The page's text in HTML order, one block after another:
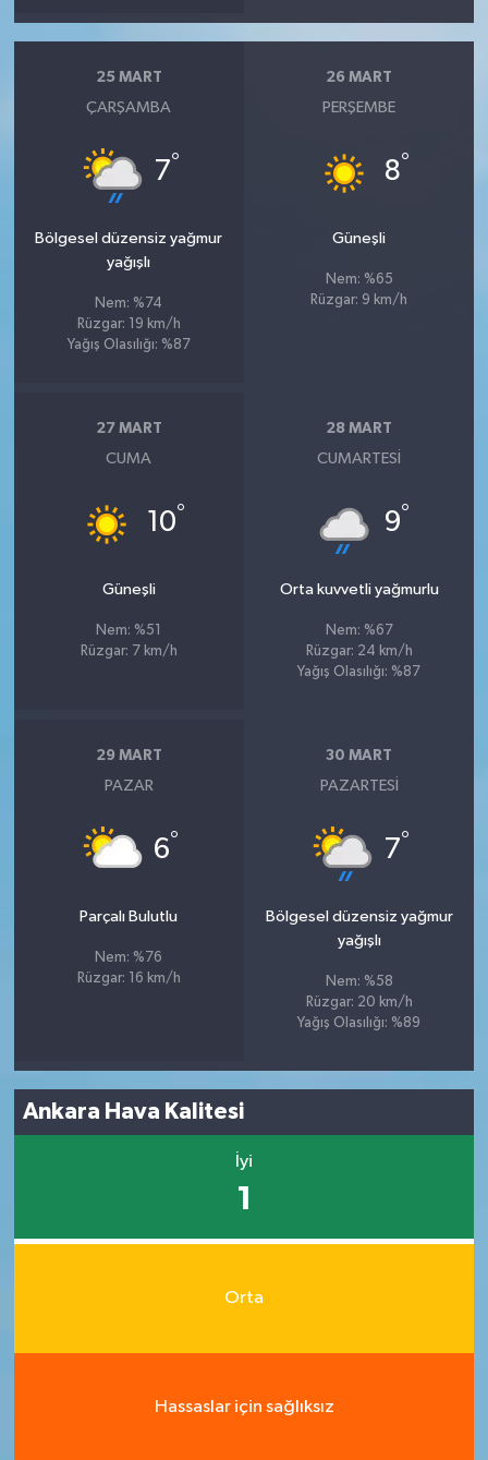
25 MART
ÇARŞAMBA
7°
Bölgesel düzensiz yağmur
yağışlı
Nem: %74
Rüzgar: 19 km/h
Yağış Olasılığı: %87
26 MART
PERŞEMBE
8°
Güneşli
Nem: %65
Rüzgar: 9 km/h
27 MART
CUMA
10°
Güneşli
Nem: %51
Rüzgar: 7 km/h
28 MART
CUMARTESI
9°
Orta kuvvetli yağmurlu
Nem: %67
Rüzgar: 24 km/h
Yağış Olasılığı: %87
29 MART
PAZAR
6°
Parçalı Bulutlu
Nem: %76
Rüzgar: 16 km/h
30 MART
PAZARTESI
7°
Bölgesel düzensiz yağmur
yağışlı
Nem: %58
Rüzgar: 20 km/h
Yağış Olasılığı: %89
Ankara Hava Kalitesi
İyi
1
Orta
Hassaslar için sağlıksız